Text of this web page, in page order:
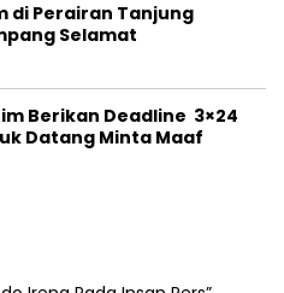
di Perairan Tanjung
Selamat
Berikan Deadline 3×24
Datang Minta Maaf